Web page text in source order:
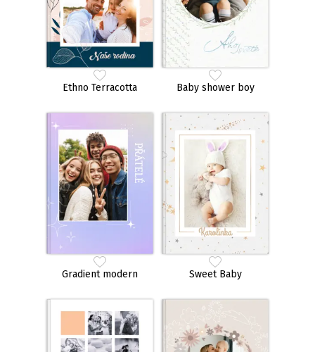
Ethno Terracotta Baby shower boy
Gradient modern Sweet Baby